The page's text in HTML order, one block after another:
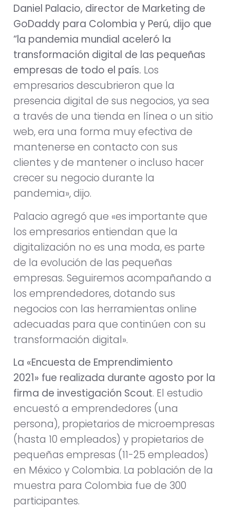
Daniel Palacio, director de Marketing de
GoDaddy para Colombia y Perú, dijo que
“la pandemia mundial aceleró la
transformación digital de las pequeñas
empresas de todo el país. Los
empresarios descubrieron que la
presencia digital de sus negocios, ya sea
a través de una tienda en línea o un sitio
web, era una forma muy efectiva de
mantenerse en contacto con sus
clientes y de mantener o incluso hacer
crecer su negocio durante la
pandemia», dijo.
Palacio agregó que «es importante que
los empresarios entiendan que la
digitalización no es una moda, es parte
de la evolución de las pequeñas
empresas. Seguiremos acompañando a
los emprendedores, dotando sus
negocios con las herramientas online
adecuadas para que continúen con su
transformación digital».
La «Encuesta de Emprendimiento
2021» fue realizada durante agosto por la
firma de investigación Scout. El estudio
encuestó a emprendedores (una
persona), propietarios de microempresas
(hasta 10 empleados) y propietarios de
pequeñas empresas (11-25 empleados)
en México y Colombia. La población de la
muestra para Colombia fue de 300
participantes.